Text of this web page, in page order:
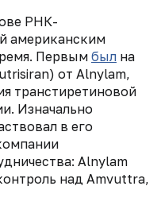
РНК-
американским
Первым был на
от Alnylam,
транстиретиновой
Изначально
в его
Alnylam
над Amvuttra,